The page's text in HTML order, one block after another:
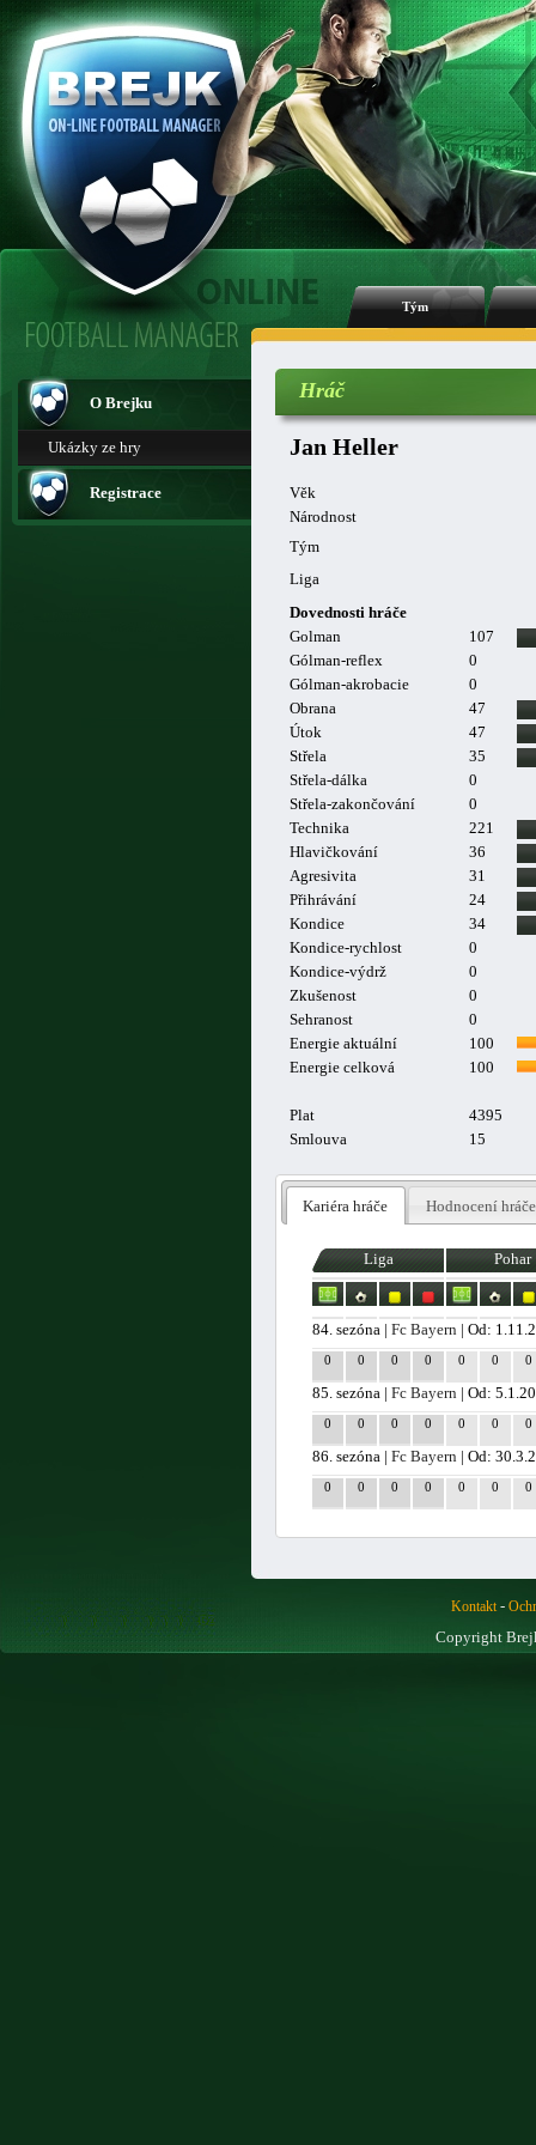
Tým
O Brejku
Ukázky ze hry
Registrace
Hráč
Jan Heller
Věk
Národnost
Tým
Liga
Dovednosti hráče
Golman
107
Gólman-reflex
0
Gólman-akrobacie
0
Obrana
47
Útok
47
Střela
35
Střela-dálka
0
Střela-zakončování
0
Technika
221
Hlavičkování
36
Agresivita
31
Přihrávání
24
Kondice
34
Kondice-rychlost
0
Kondice-výdrž
0
Zkušenost
0
Sehranost
0
Energie aktuální
100
Energie celková
100
Plat
4395
Smlouva
15
Kariéra hráče Hodnocení hráče
Liga Pohar
84. sezóna |Fc Bayern | Od:
0 0 0 0 0 0 0
85. sezóna |Fc Bayern | Od:
0 0 0 0 0 0 0
86. sezóna |Fc Bayern | Od:
0 0 0 0 0 0 0
Kontakt-
Copyright